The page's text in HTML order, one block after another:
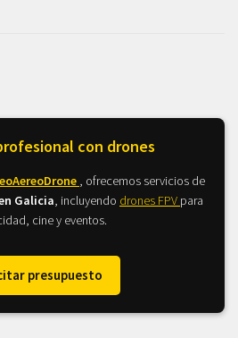
con drones
, ofrecemos servicios de
Galicia, incluyendo drones FPV para
cine y eventos.
presupuesto